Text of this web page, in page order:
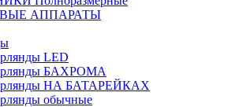
АППАРАТЫ
LED
БАХРОМА
НА БАТАРЕЙКАХ
обычные